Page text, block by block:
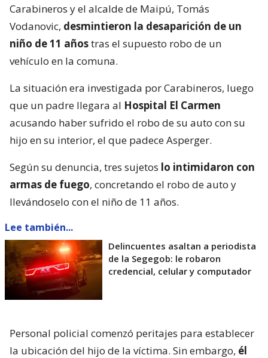
Carabineros y el alcalde de Maipú, Tomás
Vodanovic, desmintieron la desaparición de un
niño de 11 añostras el supuesto robo de un
vehículo en la comuna.
La situación era investigada por Carabineros, luego
que un padre llegara al Hospital El Carmen
acusando haber sufrido el robo de su auto con su
hijo en su interior, el que padece Asperger.
Según su denuncia, tres sujetos lo intimidaron con
armas de fuego, concretando el robo de auto y
llevándoselo con el niño de 11 años.
Lee también...
Delincuentes asaltan a periodista
de la Segegob: le robaron
credencial, celular y computador
Personal policial comenzó peritajes para establecer
la ubicación del hijo de la víctima. Sin embargo, él